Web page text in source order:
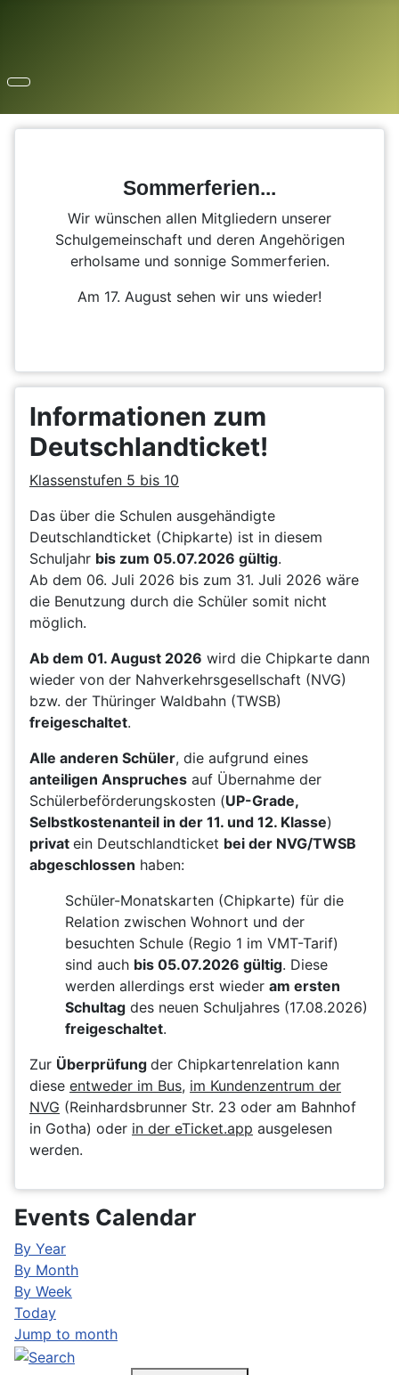
Sommerferien...
Wir wünschen allen Mitgliedern unserer
Schulgemeinschaft und deren Angehörigen
erholsame und sonnige Sommerferien.
Am 17. August sehen wir uns wieder!
Informationen zum
Deutschlandticket!
Klassenstufen 5 bis 10
Das über die Schulen ausgehändigte
Deutschlandticket (Chipkarte) ist in diesem
Schuljahr bis zum 05.07.2026 gültig.
Ab dem 06. Juli 2026 bis zum 31. Juli 2026 wäre
die Benutzung durch die Schüler somit nicht
möglich.
Ab dem 01. August 2026 wird die Chipkarte dann
wieder von der Nahverkehrsgesellschaft (NVG)
bzw. der Thüringer Waldbahn (TWSB)
freigeschaltet.
Alle anderen Schüler, die aufgrund eines
anteiligen Anspruches auf Übernahme der
Schülerbeförderungskosten (UP-Grade,
Selbstkostenanteil in der 11. und 12. Klasse)
privat ein Deutschlandticket bei der NVG/TWSB
abgeschlossen haben:
Schüler-Monatskarten (Chipkarte) für die
Relation zwischen Wohnort und der
besuchten Schule (Regio 1 im VMT-Tarif)
sind auch bis 05.07.2026 gültig. Diese
werden allerdings erst wieder am ersten
Schultag des neuen Schuljahres (17.08.2026)
freigeschaltet.
Zur Überprüfung der Chipkartenrelation kann
diese entweder im Bus, im Kundenzentrum der
NVG (Reinhardsbrunner Str. 23 oder am Bahnhof
in Gotha) oder in der eTicket.app ausgelesen
werden.
Events Calendar
By Year
By Month
By Week
Today
Jump to month